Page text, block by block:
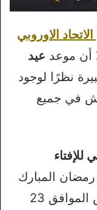
الاوروبي
أن موعد عيد
نظرًا لوجود
في جميع
للإفتاء
المبارك
لعام 1444هـ سيكون يوم الخميس الموافق 23